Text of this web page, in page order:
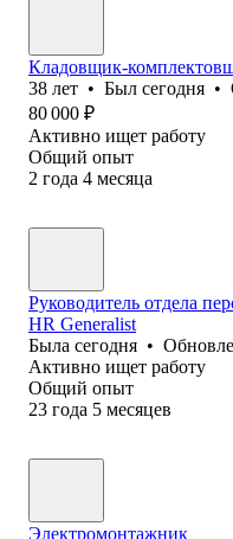
Кладовщик-
38 лет • Был сегодня •
80 000 ₽
Активно ищет работу
Общий опыт
2 года 4 месяца
Руководитель отдела
HR Generalist
Была сегодня •
Активно ищет работу
Общий опыт
23 года 5 месяцев
Электромонтажник